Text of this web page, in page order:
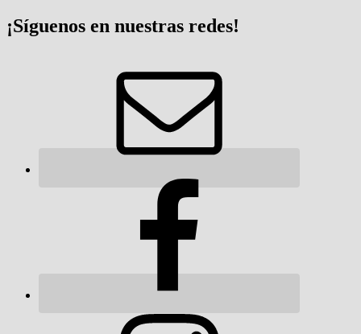
¡Síguenos en nuestras redes!